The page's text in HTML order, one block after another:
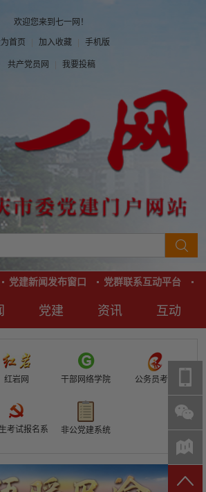
欢迎您来到七一网！
首页 加入收藏 手机版
共产党员网 我要投稿
重庆市领导活动报道集
理论武装
党建
干部工作
基层组织建设
资讯
学习思考
党务知识
七一书院
互动
七一视频
党建头条微信公众号
党建新闻发布窗口 党群联系互动平台 党
红岩网 干部网络学院 公务员考试
考试报名系
非公党建系统